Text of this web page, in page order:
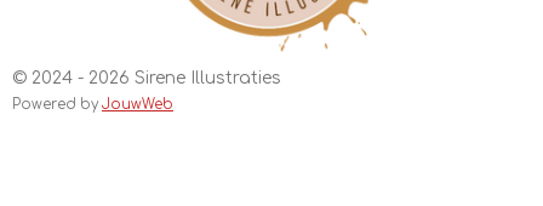
© 2024 - 2026 Sirene Illustraties
Powered byJouwWeb